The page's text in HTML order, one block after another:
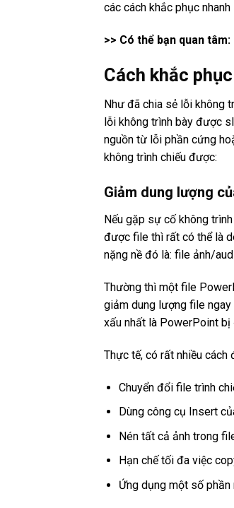
các cách khắc phục
>> Có thể bạn quan
Cách khắc
Như đã chia sẻ lỗi không
lỗi không trình bày được
nguồn từ lỗi phần cứng
không trình chiếu được:
Giảm dung lượng
Nếu gặp sự cố không
được file thì rất có thể là
nặng nề đó là: file ảnh/
Thường thì một file
giảm dung lượng file
xấu nhất là PowerPoint
Thực tế, có rất nhiều
Chuyển đổi file trình
Dùng công cụ Insert
Nén tất cả ảnh trong
Hạn chế tối đa việc
Ứng dụng một số